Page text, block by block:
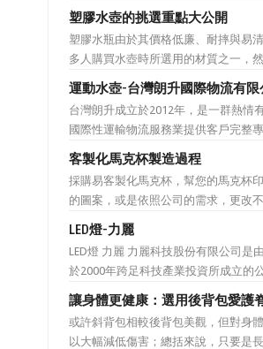
並營造「樂在其中」的工作氛圍，務
優秀人才聚集，校友引以為傲，社會
流大學。 中山大學圖書館圖書與資訊
扣文件夾 和 ...
塑膠水壺的挑選重點大公開
塑膠水瓶由於其價格低廉、耐摔與易
多人購買水壺時所選用的材質之一，
的印象中較容易會有毒素產生，這次
於選購塑膠水壺時需要注意的地方。
選擇 這裡的塑膠編號高低不是指耐
料材質的編號...
運動水壺-台灣朗升國際物流有限
台灣朗升成立於2012年，是一群熱情
國際性運輸物流服務業提供客戶完整
服務。服務網遍及全球。秉持”我們用
理念，提供專業、負責、安全、便捷
質。多樣式的服務項目滿足您全球化
依客戶之需求提...
客製化馬克杯製造過程
採購易客製化馬克杯，幫您的馬克杯
的圖案，或是依照公司的需求，更改
管是馬克杯是高矮胖瘦，採購易都能
作一款獨一無二的樣式，但是製作一
的時間呢？相信您看完採購易介紹後
想去手拉坏體驗館...
LED燈-力麗
LED燈 力麗 力麗科技股份有限公司是
於2000年跨足科技產業投資所成立的
務有：軟體開發、協助企業補助計畫
整合服務、解抉方案、資訊安全、儲
值服務！ 作為科技公司，訂購禮品又
讓身體更健康：選用後背包愛護
或許斜背包相較後背包美觀，但對身
以大幅減低傷害；總括來說，只要是